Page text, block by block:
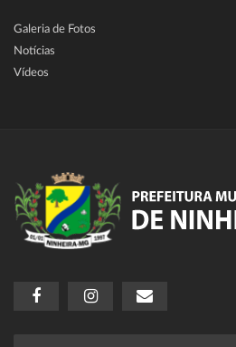
Galeria de Fotos
Notícias
Vídeos